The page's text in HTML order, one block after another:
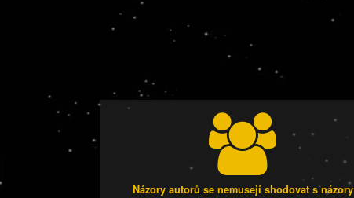
Názory autorů se nemusejí shodovat s názory